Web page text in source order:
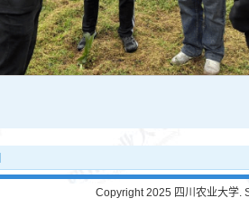
Copyright 2025 四川农业大学.